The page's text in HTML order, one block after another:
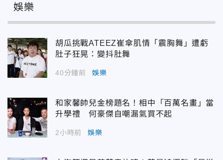
娛樂
胡瓜挑戰ATEEZ崔傘肌情「震胸舞」遭虧
肚子狂晃：變抖肚舞
40分鐘前 娛樂
和家馨帥兒金榜題名！相中「百萬名畫」當
升學禮 何豪傑自嘲漏氣買不起
2小時前 娛樂